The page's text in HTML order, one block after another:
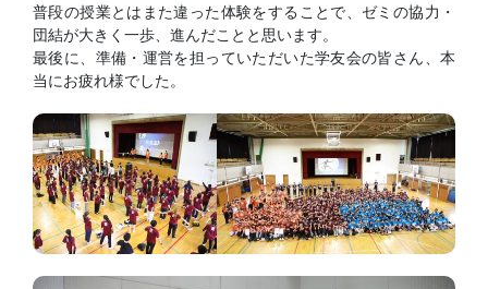
普段の授業とはまた違った体験をすることで、ゼミの協力・
団結が大きく一歩、進んだことと思います。
最後に、準備・運営を担っていただいた学友会の皆さん、本
当にお疲れ様でした。